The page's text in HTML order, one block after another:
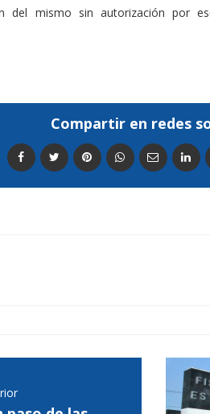
del mismo sin autorización por
Compartir en redes